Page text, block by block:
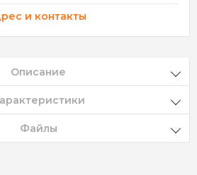
и контакты
Описание
Файлы